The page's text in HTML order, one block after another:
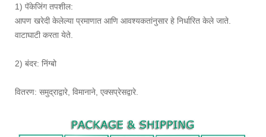
1) पॅकेजिंग तपशील:
आपण खरेदी केलेल्या प्रमाणात आणि आवश्यकतांनुसार हे निर्धारित केले जाते.
वाटाघाटी करता येते.
2) बंदर: निंग्बो
वितरण: समुद्राद्वारे, विमानाने, एक्सप्रेसद्वारे.